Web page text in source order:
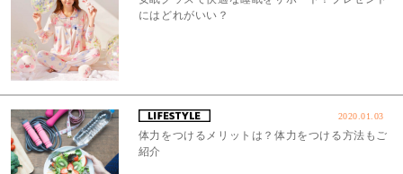
にはどれがいい？
2020.01.03
体力をつけるメリットは？体力をつける方法もご
紹介